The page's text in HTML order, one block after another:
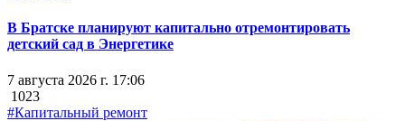
В Братске планируют капитально отремонтировать
детский сад в Энергетике
7 августа 2026 г. 17:06
1023
#Капитальный ремонт